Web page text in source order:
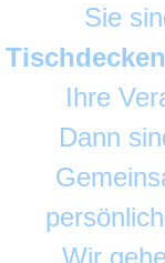
Sie
Ihre
Dann
Wir